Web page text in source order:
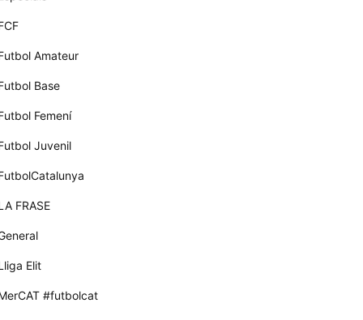
Amateur
Base
Femení
Juvenil
FRASE
Elit
#futbolcat